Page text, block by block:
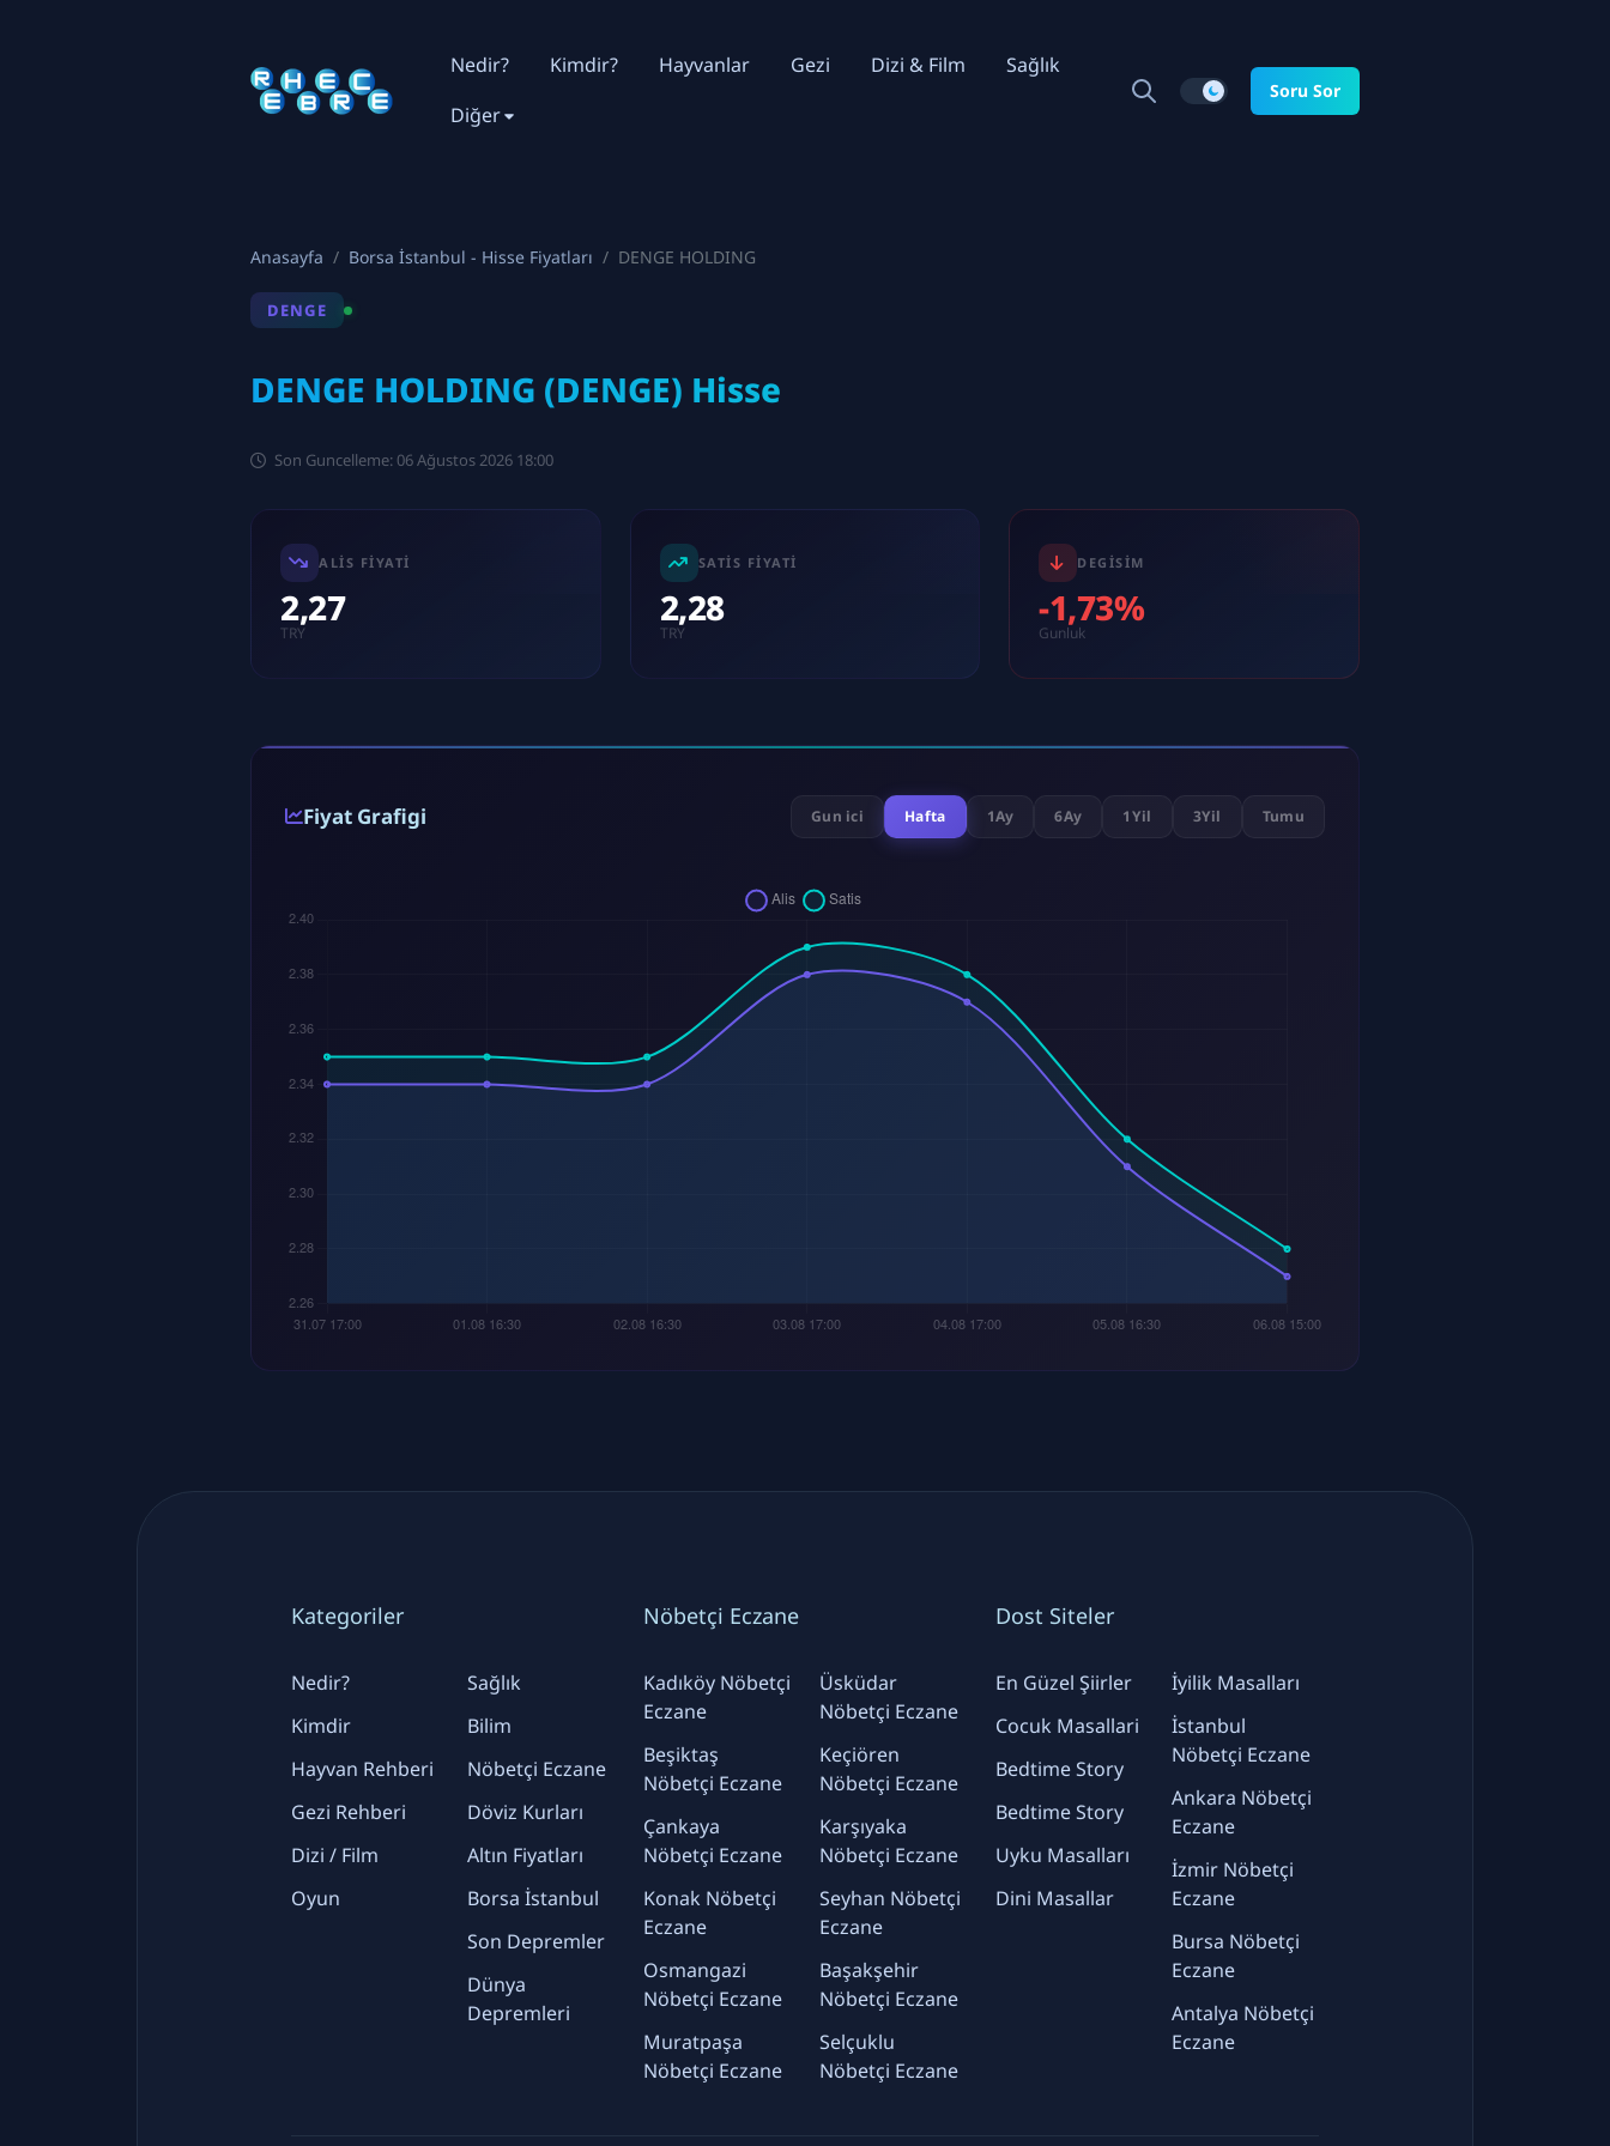
Nedir? Kimdir? Hayvanlar Gezi Dizi & Film
Sağlık
Diğer
Soru Sor
Anasayfa Borsa İstanbul - Hisse Fiyatları DENGE HOLDING
DENGE
DENGE HOLDING (DENGE) Hisse
Son Guncelleme: 06 Ağustos 2026 18:00
ALIS FIYATI
2,27
TRY
SATIS FIYATI
2,28
TRY
DEGISIM
-1,73%
Gunluk
Fiyat Grafigi Gun ici Hafta 1Ay 6Ay 1Yil 3Yil Tumu
Kategoriler
Nedir?
Kimdir
Hayvan Rehberi
Gezi Rehberi
Dizi / Film
Oyun
Sağlık
Bilim
Nöbetçi Eczane
Döviz Kurları
Altın Fiyatları
Borsa İstanbul
Son Depremler
Dünya
Depremleri
Nöbetçi Eczane
Kadıköy Nöbetçi
Eczane
Beşiktaş
Nöbetçi Eczane
Çankaya
Nöbetçi Eczane
Konak Nöbetçi
Eczane
Osmangazi
Nöbetçi Eczane
Muratpaşa
Nöbetçi Eczane
Üsküdar
Nöbetçi Eczane
Keçiören
Nöbetçi Eczane
Karşıyaka
Nöbetçi Eczane
Seyhan Nöbetçi
Eczane
Başakşehir
Nöbetçi Eczane
Selçuklu
Nöbetçi Eczane
Dost Siteler
En Güzel Şiirler
Cocuk Masallari
Bedtime Story
Bedtime Story
Uyku Masalları
Dini Masallar
İyilik Masalları
İstanbul
Nöbetçi Eczane
Ankara Nöbetçi
Eczane
İzmir Nöbetçi
Eczane
Bursa Nöbetçi
Eczane
Antalya Nöbetçi
Eczane